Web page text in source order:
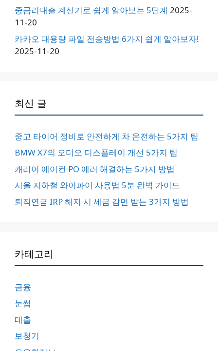
중금리대출 계산기로 쉽게 알아보는 5단계 2025-
11-20
카카오 대용량 파일 전송방법 6가지 쉽게 알아보자!
2025-11-20
최신 글
중고 타이어 정비로 안전하게 차 운전하는 5가지 팁
BMW X7의 오디오 디스플레이 개선 5가지 팁
캐리어 에어컨 PO 에러 해결하는 5가지 방법
서울 지하철 와이파이 사용법 5분 완벽 가이드
퇴직연금 IRP 해지 시 세금 감면 받는 3가지 방법
카테고리
금융
눈썹
대출
보청기